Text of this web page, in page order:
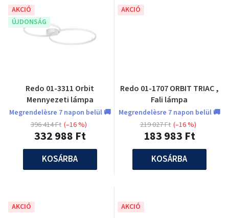
AKCIÓ
ÚJDONSÁG
Redo 01-3311 Orbit
Mennyezeti lámpa
Megrendelèsre 7 napon belül 🚚
332 988 Ft
396 414 Ft (–16 %)
KOSÁRBA
AKCIÓ
Redo 01-1707 ORBIT TRIAC ,
Fali lámpa
Megrendelèsre 7 napon belül 🚚
183 983 Ft
219 027 Ft (–16 %)
KOSÁRBA
AKCIÓ AKCIÓ